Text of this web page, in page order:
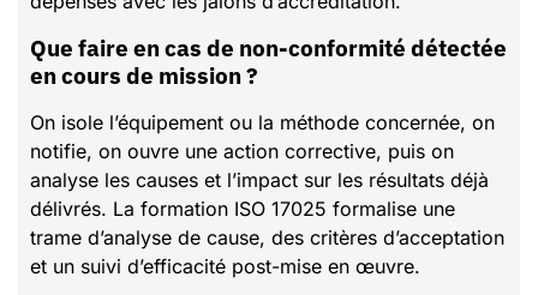
Que faire en cas de non-conformité détectée
en cours de mission ?
On isole l’équipement ou la méthode concernée, on
notifie, on ouvre une action corrective, puis on
analyse les causes et l’impact sur les résultats déjà
délivrés. La formation ISO 17025 formalise une
trame d’analyse de cause, des critères d’acceptation
et un suivi d’efficacité post-mise en œuvre.